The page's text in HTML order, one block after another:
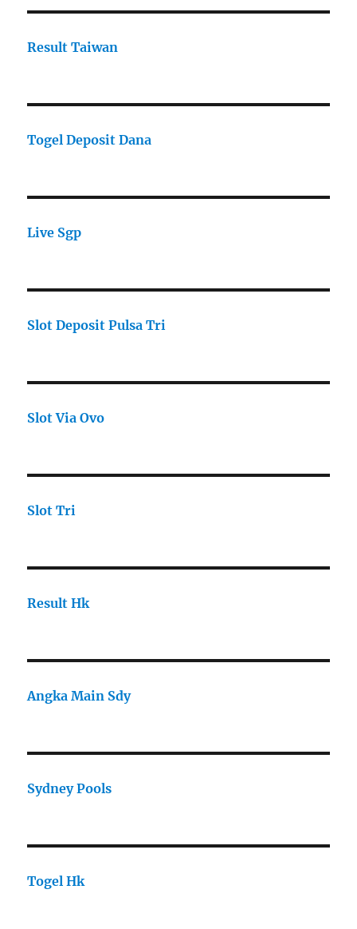
Result Taiwan
Togel Deposit Dana
Live Sgp
Slot Deposit Pulsa Tri
Slot Via Ovo
Slot Tri
Result Hk
Angka Main Sdy
Sydney Pools
Togel Hk